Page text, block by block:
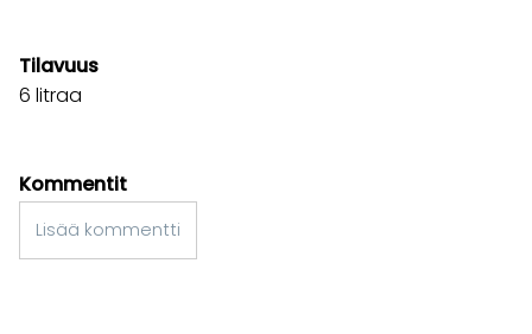
Tilavuus
6 litraa
Kommentit
Lisää kommentti